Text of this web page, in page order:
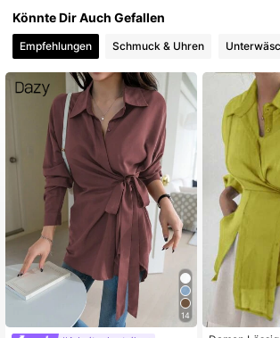
4,57 1.3K Follower
1.3K Follower
4,57 1.3K Follower
4,57 1.3K Follower
Könnte Dir Auch Gefallen
Empfehlungen Schmuck & Uhren
14